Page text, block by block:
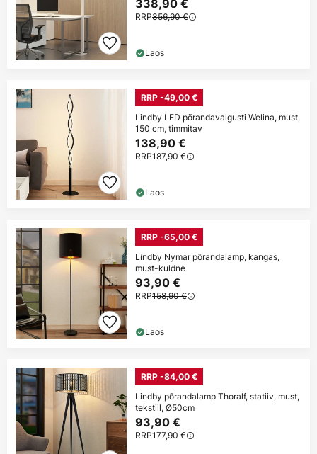
338,90 €
RRP356,90 €
Laos
RRP -49,00 €
Lindby LED põrandavalgusti Welina, must,
150 cm, timmitav
138,90 €
RRP187,90 €
Laos
RRP -65,00 €
Lindby Nymar põrandalamp, kangas,
must-kuldne
93,90 €
RRP158,90 €
Laos
RRP -84,00 €
Lindby põrandalamp Thoralf, statiiv, must,
tekstiil, Ø50cm
93,90 €
RRP177,90 €